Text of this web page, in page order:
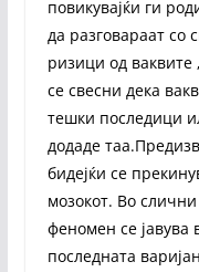
повикувајќи ги
да разговараат со
ризици од ваквите
се свесни дека
тешки последици
додаде
бидејќи се
мозокот. Во
феномен се јавува
последната